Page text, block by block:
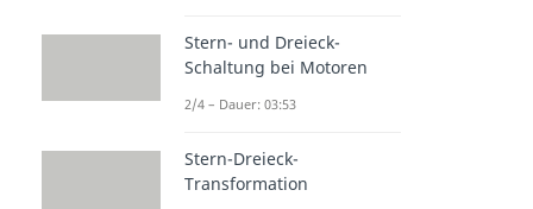
Stern- und Dreieck-
Schaltung bei Motoren
2/4 – Dauer: 03:53
Stern-Dreieck-
Transformation